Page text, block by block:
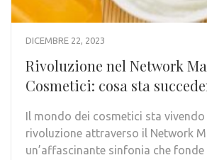
DICEMBRE 22, 2023
Rivoluzione nel Network
Cosmetici: cosa sta
Il mondo dei cosmetici sta vivendo
rivoluzione attraverso il Network
un’affascinante sinfonia che